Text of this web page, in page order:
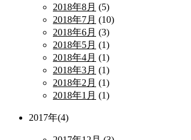
2018年8月 (5)
2018年7月 (10)
2018年6月 (3)
2018年5月 (1)
2018年4月 (1)
2018年3月 (1)
2018年2月 (1)
2018年1月 (1)
2017年(4)